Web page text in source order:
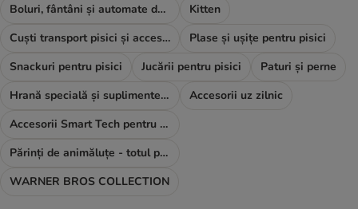
Boluri, fântâni și automate de hrană
Kitten
Cuști transport pisici și accesorii
Plase și ușițe pentru pisici
Snackuri pentru pisici
Jucării pentru pisici
Paturi și perne
Hrană specială și suplimente alimentare
Accesorii uz zilnic
Accesorii Smart Tech pentru pisici
Părinți de animăluțe - totul pentru TINE
WARNER BROS COLLECTION